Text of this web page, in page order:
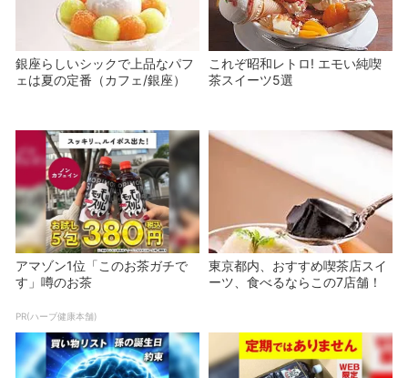
銀座らしいシックで上品なパフ
ェは夏の定番（カフェ/銀座）
これぞ昭和レトロ! エモい純喫
茶スイーツ5選
アマゾン1位「このお茶ガチで
す」噂のお茶
PR(ハーブ健康本舗)
東京都内、おすすめ喫茶店スイ
ーツ、食べるならこの7店舗！